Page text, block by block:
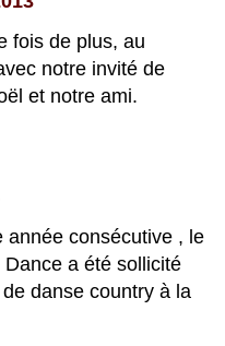
fois de plus, au
notre invité de
et notre ami.
année consécutive , le
a été sollicité
danse country à la